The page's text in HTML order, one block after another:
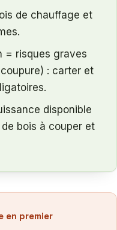
de chauffage et
= risques graves
: carter et
disponible
bois à couper et
premier